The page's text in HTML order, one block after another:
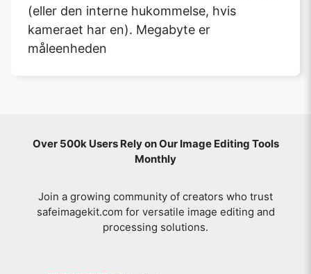
(eller den interne hukommelse, hvis
kameraet har en). Megabyte er
måleenheden
Over 500k Users Rely on Our Image Editing Tools
Monthly
Join a growing community of creators who trust
safeimagekit.com for versatile image editing and
processing solutions.